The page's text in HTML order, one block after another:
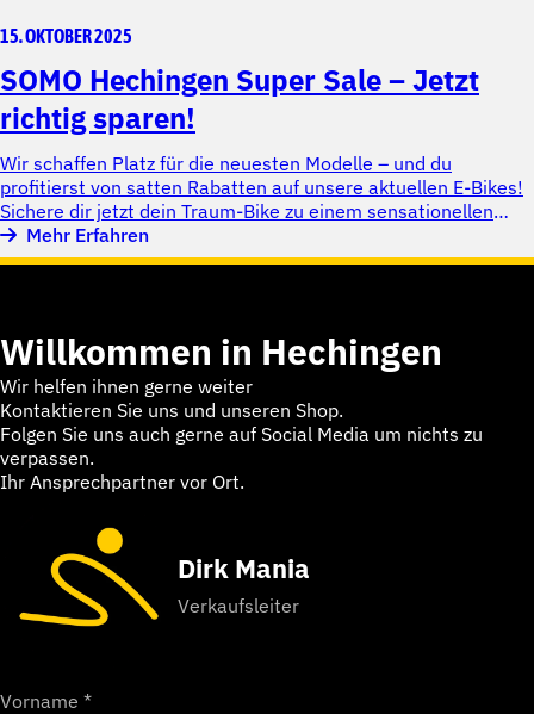
15. OKTOBER 2025
SOMO Hechingen Super Sale – Jetzt
richtig sparen!
Wir schaffen Platz für die neuesten Modelle – und du
profitierst von satten Rabatten auf unsere aktuellen E-Bikes!
Sichere dir jetzt dein Traum-Bike zu einem sensationellen
Preis und starte in den Spätsommer mit voller Power.
Mehr Erfahren
Willkommen in Hechingen
Wir helfen ihnen gerne weiter
Kontaktieren Sie uns und unseren Shop.
Folgen Sie uns auch gerne auf Social Media um nichts zu
verpassen.
Ihr Ansprechpartner vor Ort.
Dirk Mania
Verkaufsleiter
Vorname *